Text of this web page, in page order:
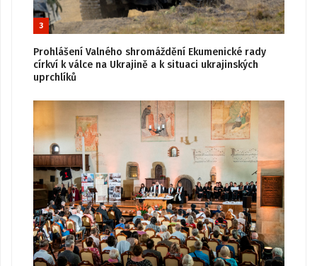
3
Prohlášení Valného shromáždění Ekumenické rady
církví k válce na Ukrajině a k situaci ukrajinských
uprchlíků